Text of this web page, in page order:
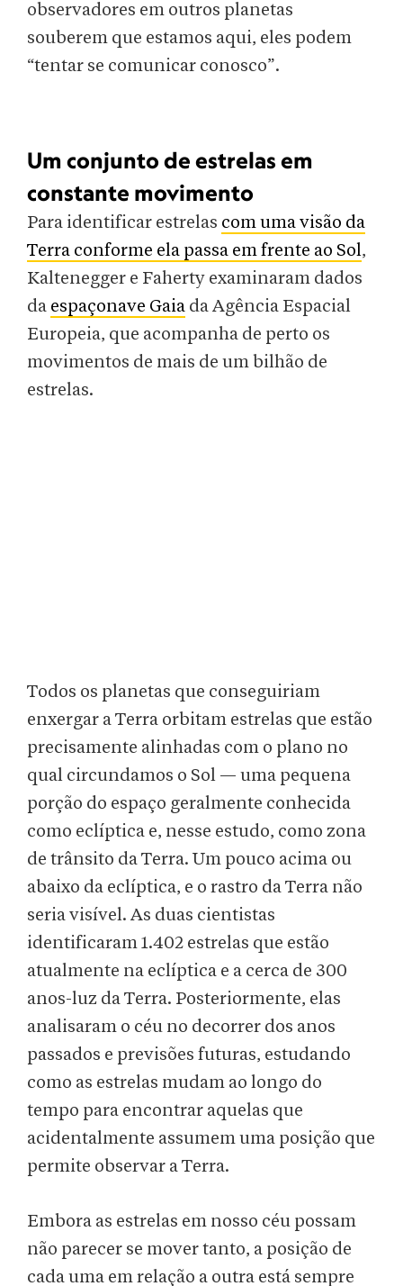
observadores em outros planetas
souberem que estamos aqui, eles podem
“tentar se comunicar conosco”.
Um conjunto de estrelas em
constante movimento
Para identificar estrelas com uma visão da
Terra conforme ela passa em frente ao Sol,
Kaltenegger e Faherty examinaram dados
da espaçonave Gaia da Agência Espacial
Europeia, que acompanha de perto os
movimentos de mais de um bilhão de
estrelas.
Todos os planetas que conseguiriam
enxergar a Terra orbitam estrelas que estão
precisamente alinhadas com o plano no
qual circundamos o Sol — uma pequena
porção do espaço geralmente conhecida
como eclíptica e, nesse estudo, como zona
de trânsito da Terra. Um pouco acima ou
abaixo da eclíptica, e o rastro da Terra não
seria visível. As duas cientistas
identificaram 1.402 estrelas que estão
atualmente na eclíptica e a cerca de 300
anos-luz da Terra. Posteriormente, elas
analisaram o céu no decorrer dos anos
passados e previsões futuras, estudando
como as estrelas mudam ao longo do
tempo para encontrar aquelas que
acidentalmente assumem uma posição que
permite observar a Terra.
Embora as estrelas em nosso céu possam
não parecer se mover tanto, a posição de
cada uma em relação a outra está sempre